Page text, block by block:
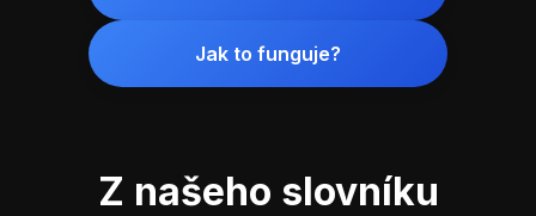
Jak to funguje?
Z našeho slovníku